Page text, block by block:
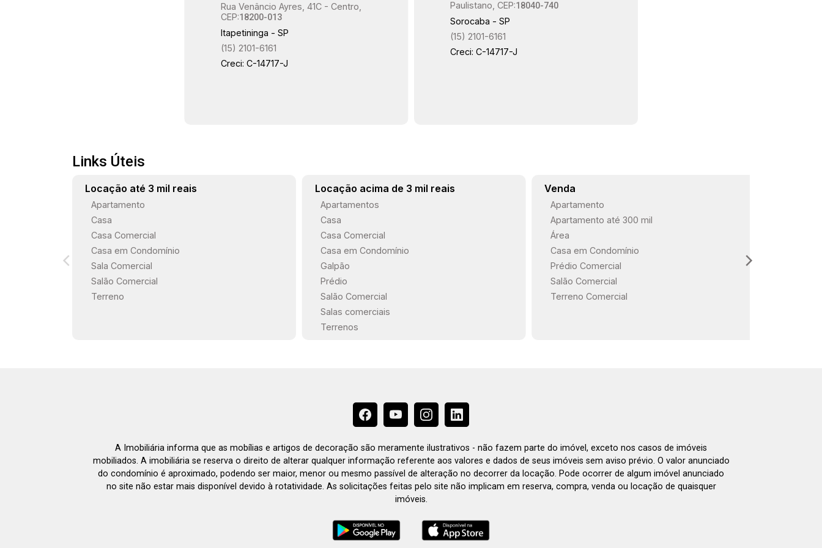
Rua Venâncio Ayres, 41C - Centro,
CEP:18200-013
Itapetininga - SP
(15) 2101-6161
Creci: C-14717-J
Paulistano, CEP:18040-740
Sorocaba - SP
(15) 2101-6161
Creci: C-14717-J
Links Úteis
Locação até 3 mil reais
Apartamento
Casa
Casa Comercial
Casa em Condomínio
Sala Comercial
Salão Comercial
Terreno
Locação acima de 3 mil reais
Apartamentos
Casa
Casa Comercial
Casa em Condomínio
Galpão
Prédio
Salão Comercial
Salas comerciais
Terrenos
Venda
Apartamento
Apartamento até 300 mil
Área
Casa em Condomínio
Prédio Comercial
Salão Comercial
Terreno Comercial
A Imobiliária informa que as mobílias e artigos de decoração são meramente ilustrativos - não fazem parte do imóvel, exceto nos casos de imóveis
mobiliados. A imobiliária se reserva o direito de alterar qualquer informação referente aos valores e dados de seus imóveis sem aviso prévio. O valor anunciado
do condomínio é aproximado, podendo ser maior, menor ou mesmo passível de alteração no decorrer da locação. Pode ocorrer de algum imóvel anunciado
no site não estar mais disponível devido à rotatividade. As solicitações feitas pelo site não implicam em reserva, compra, venda ou locação de quaisquer
imóveis.